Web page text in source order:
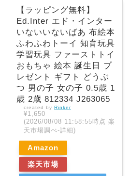
【ラッピング無料】
Ed.Inter エド・インター
いないいないばあ 布絵本
ふわふわトーイ 知育玩具
学習玩具 ファーストトイ
おもちゃ 絵本 誕生日 プ
レゼント ギフト どうぶ
つ 男の子 女の子 0.5歳 1
歳 2歳 812334 J263065
created by Rinker
¥1,650
(2026/08/08 11:58:55時点 楽
天市場調べ-詳細)
Amazon
楽天市場